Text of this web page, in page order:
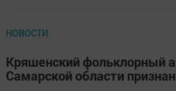
НОВОСТИ
Кряшенский фольклорный
Самарской области